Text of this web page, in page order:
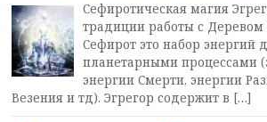
Сефиротическая магия
традиции работы с
Сефирот это набор энергий
планетарными процессами
энергии Смерти, энергии
Везения и тд). Эгрегор содержит в […]